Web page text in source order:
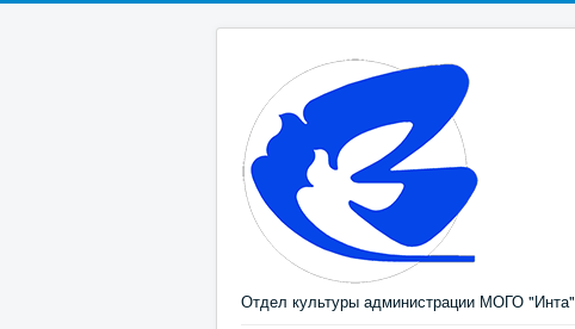
Отдел культуры администрации МОГО "Инта"